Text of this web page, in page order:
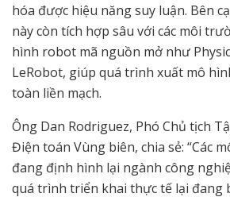
hóa được hiệu năng suy luận. Bên
này còn tích hợp sâu với các môi
hình robot mã nguồn mở như
LeRobot, giúp quá trình xuất mô
toàn liền mạch.
Ông Dan Rodriguez, Phó Chủ tịch
Điện toán Vùng biên, chia sẻ: “Các
đang định hình lại ngành công
quá trình triển khai thực tế lại đang